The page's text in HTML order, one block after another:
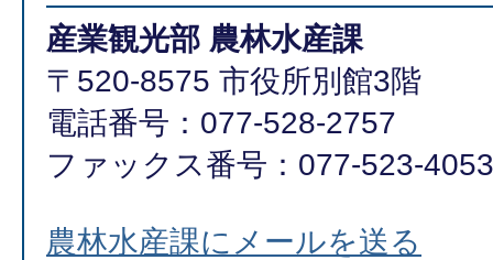
産業観光部 農林水産課
〒520-8575 市役所別館3階
電話番号：077-528-2757
ファックス番号：077-523-4053
農林水産課にメールを送る